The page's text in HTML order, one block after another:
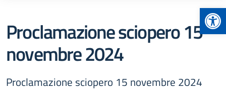
Proclamazione sciopero 15
novembre 2024
Proclamazione sciopero 15 novembre 2024